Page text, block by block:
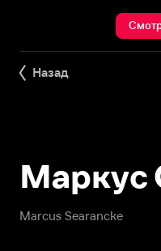
Назад
Marcus Searancke
Маркус